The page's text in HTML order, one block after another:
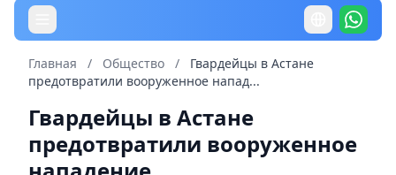
Главная / Общество /
Гвардейцы в Астане
предотвратили вооруженное напад...
Гвардейцы в Астане
предотвратили вооруженное